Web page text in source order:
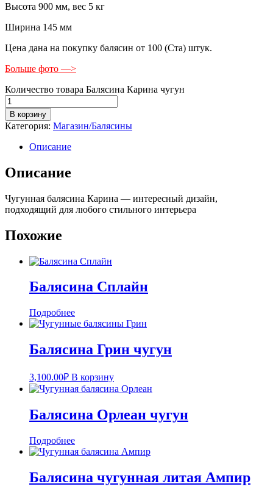
Высота 900 мм, вес 5 кг
Ширина 145 мм
Цена дана на покупку балясин от 100 (Ста) штук.
Больше фото —>
Количество товара Балясина Карина чугун
В корзину
Категория: Магазин/Балясины
Описание
Описание
Чугунная балясина Карина — интересный дизайн,
подходящий для любого стильного интерьера
Похожие
Балясина Сплайн
Подробнее
Балясина Грин чугун
3,100.00₽ В корзину
Балясина Орлеан чугун
Подробнее
Балясина чугунная литая Ампир